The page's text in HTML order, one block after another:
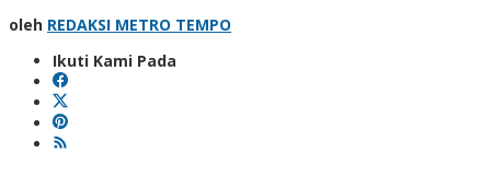
oleh REDAKSI METRO TEMPO
Ikuti Kami Pada